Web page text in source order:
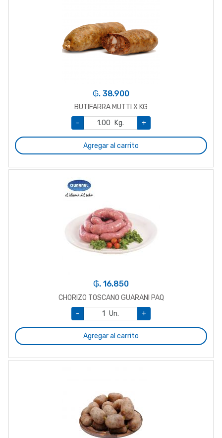
₲. 38.900
BUTIFARRA MUTTI X KG
-
Kg. +
Agregar al carrito
₲. 16.850
CHORIZO TOSCANO GUARANI PAQ
-
Un. +
Agregar al carrito